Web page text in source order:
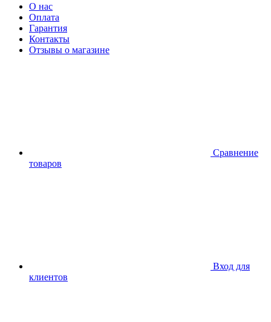
О нас
Оплата
Гарантия
Контакты
Отзывы о магазине
Сравнение
товаров
Вход для
клиентов